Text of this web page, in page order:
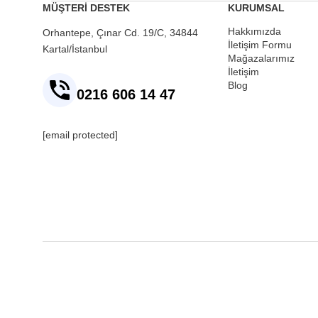
MÜŞTERİ DESTEK
Orhantepe, Çınar Cd. 19/C, 34844
Kartal/İstanbul
0216 606 14 47
[email protected]
KURUMSAL
Hakkımızda
İletişim Formu
Mağazalarımız
İletişim
Blog